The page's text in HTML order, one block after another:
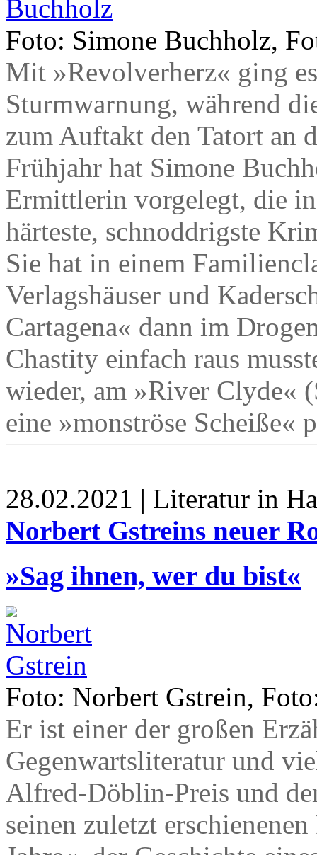
Foto: Simone Buchholz,
Mit »Revolverherz« ging
Sturmwarnung, während
zum Auftakt den Tatort an
Frühjahr hat Simone
Ermittlerin vorgelegt, die
härteste, schnoddrigste
Sie hat in einem
Verlagshäuser und
Cartagena« dann im
Chastity einfach raus
wieder, am »River Clyde«
eine »monströse Scheiße«
28.02.2021 | Literatur in
Norbert Gstreins neuer
»Sag ihnen, wer du bist«
Foto: Norbert Gstrein,
Er ist einer der großen
Gegenwartsliteratur und
Alfred-Döblin-Preis und
seinen zuletzt